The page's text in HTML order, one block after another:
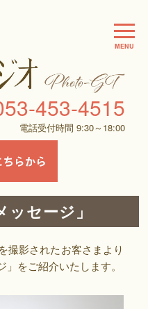
453-4515
電話受付時間 9:30～18:00
MENU
セージ」
撮影されたお客さまより
をご紹介いたします。